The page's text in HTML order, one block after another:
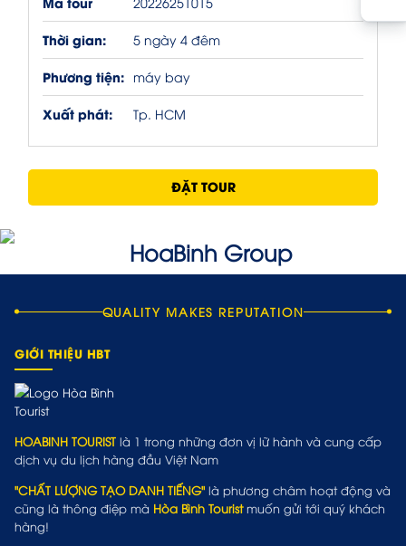
Thời gian: 5 ngày 4 đêm
Phương tiện: máy bay
Xuất phát: Tp. HCM
ĐẶT TOUR
QUALITY MAKES REPUTATION
GIỚI THIỆU HBT
HOABINH TOURIST là 1 trong những đơn vị lữ hành và cung cấp
dịch vụ du lịch hàng đầu Việt Nam
"CHẤT LƯỢNG TẠO DANH TIẾNG" là phương châm hoạt động và
cũng là thông điệp mà Hòa Bình Touristmuốn gửi tới quý khách
hàng!